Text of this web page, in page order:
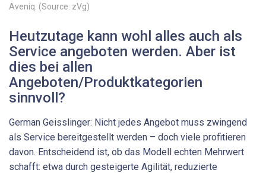
Aveniq. (Source: zVg)
Heutzutage kann wohl alles auch als
Service angeboten werden. Aber ist
dies bei allen
Angeboten/Produktkategorien
sinnvoll?
German Geisslinger: Nicht jedes Angebot muss zwingend
als Service bereitgestellt werden – doch viele profitieren
davon. Entscheidend ist, ob das Modell echten Mehrwert
schafft: etwa durch gesteigerte Agilität, reduzierte